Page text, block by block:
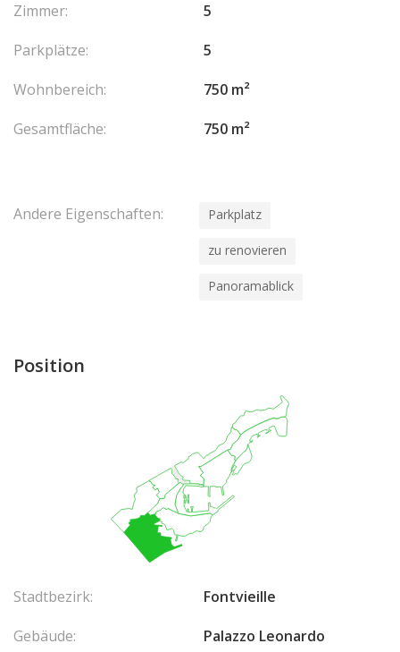
Zimmer:
5
Parkplätze:
5
Wohnbereich:
750 m²
Gesamtfläche:
750 m²
Andere Eigenschaften: Parkplatz
zu renovieren
Panoramablick
Position
Stadtbezirk:
Fontvieille
Gebäude:
Palazzo Leonardo